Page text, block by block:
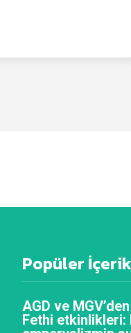
Popüler
AGD ve
Fethi etkinlikleri: